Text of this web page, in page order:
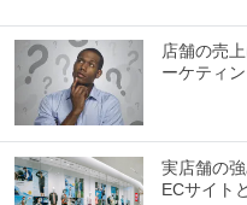
店舗の売
ーケティ
実店舗の
ECサイト